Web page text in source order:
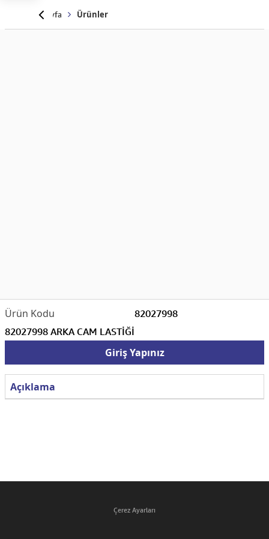
Anasayfa Ürünler
82027998
82027998 ARKA CAM LASTİĞİ
Giriş Yapınız
Açıklama
Çerez Ayarları